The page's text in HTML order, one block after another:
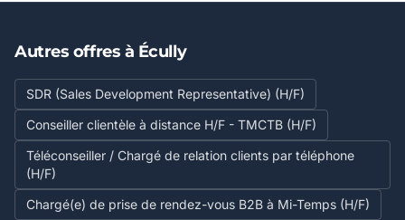
Autres offres à Écully
SDR (Sales Development Representative) (H/F)
Conseiller clientèle à distance H/F - TMCTB (H/F)
Téléconseiller / Chargé de relation clients par téléphone
(H/F)
Chargé(e) de prise de rendez-vous B2B à Mi-Temps (H/F)